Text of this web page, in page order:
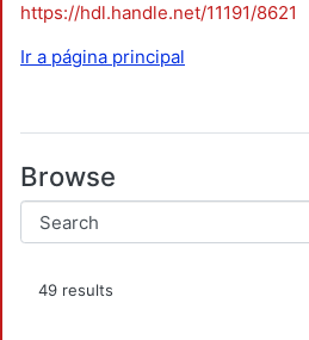
https://hdl.handle.net/11191/8621
Ir a página principal
Browse
49 results